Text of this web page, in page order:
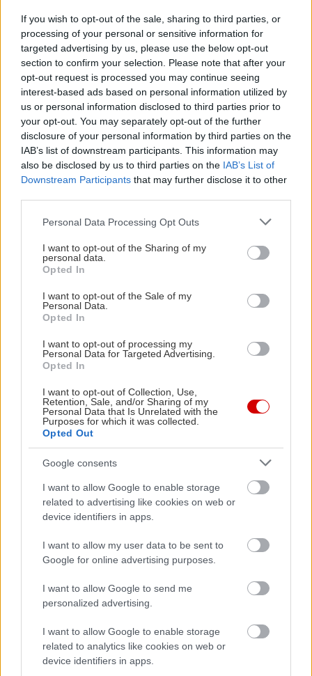
If you wish to opt-out of the sale, sharing to third parties, or
processing of your personal or sensitive information for
targeted advertising by us, please use the below opt-out
section to confirm your selection. Please note that after your
opt-out request is processed you may continue seeing
interest-based ads based on personal information utilized by
us or personal information disclosed to third parties prior to
your opt-out. You may separately opt-out of the further
disclosure of your personal information by third parties on the
IAB’s list of downstream participants. This information may
also be disclosed by us to third parties on the IAB’s List of
Downstream Participants that may further disclose it to other
Please note that this website/app uses one or more Google
not limited to your visit or usage behaviour. You may click to
grant or deny consent to Google and its third-party tags to
use your data for below specified purposes in below Google
consent section.
Personal Data Processing Opt Outs
I want to opt-out of the Sharing of my
personal data.
Opted In
I want to opt-out of the Sale of my
Personal Data.
Opted In
I want to opt-out of processing my
Personal Data for Targeted Advertising.
Opted In
I want to opt-out of Collection, Use,
Retention, Sale, and/or Sharing of my
Personal Data that Is Unrelated with the
Purposes for which it was collected.
Opted Out
Google consents
I want to allow Google to enable storage
related to advertising like cookies on web or
device identifiers in apps.
I want to allow my user data to be sent to
Google for online advertising purposes.
I want to allow Google to send me
personalized advertising.
I want to allow Google to enable storage
related to analytics like cookies on web or
device identifiers in apps.
φύση του Βίκου-Αώου, με τα δάση, τα φαράγγια
και τα εντυπωσιακά μονοπάτια.
Διαβάστε περισσότερα – Τα καλύτερα στα
Ζαγοροχώρια
Στο Γεωργίτσι στην Λακωνία
Δεν μένει ούτε η Πελοπόννησος… νηφάλια το
φθινόπωρο: Στο χωριό
στα τέλη του Οκτωβρίου, διοργανώνεται γιορτή
τσίπουρου από τον Πολιτιστικό Σύλλογο του
χωριού συγκεντρώνονται στο Καρβουνόρεμα, το
πάρκο του χωριού, για να μοιραστούν το φρέσκο
απόσταγμα, το κρασί, τους μεζέδες, τη ζεστή
φασολάδα και την αίσθηση γλεντιού κάτω από τα
πλατάνια. Αφού εξερευνήσετε τις ομορφιές του
Γεωργιτσίου, με την όμορφη θέα στις πλαγιές του
βόρειου Ταΰγετου, θα επισκεφθείτε και το χωριό
Καστόρι με το φαράγγι του Κάστορα, το ήσυχο
Λογκανίκο και το Λεοντάρι στις πηγές του Ευρώτα
Διαβάστε περισσότερα – Βόρειος Ταΰγετος –
Παραμύθι στην πλαγιά